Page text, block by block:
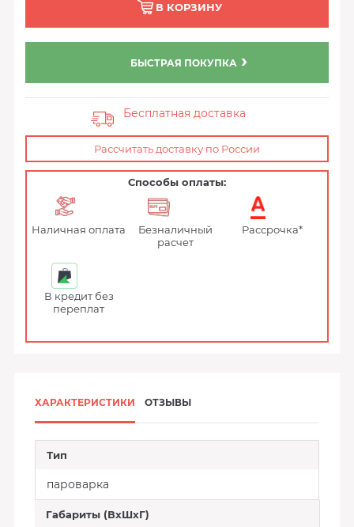
В КОРЗИНУ
БЫСТРАЯ ПОКУПКА
Бесплатная доставка
Рассчитать доставку по России
Способы оплаты:
Наличная оплата
Безналичный
расчет
Рассрочка*
В кредит без
переплат
ХАРАКТЕРИСТИКИ ОТЗЫВЫ
Тип
пароварка
Габариты (ВхШхГ)